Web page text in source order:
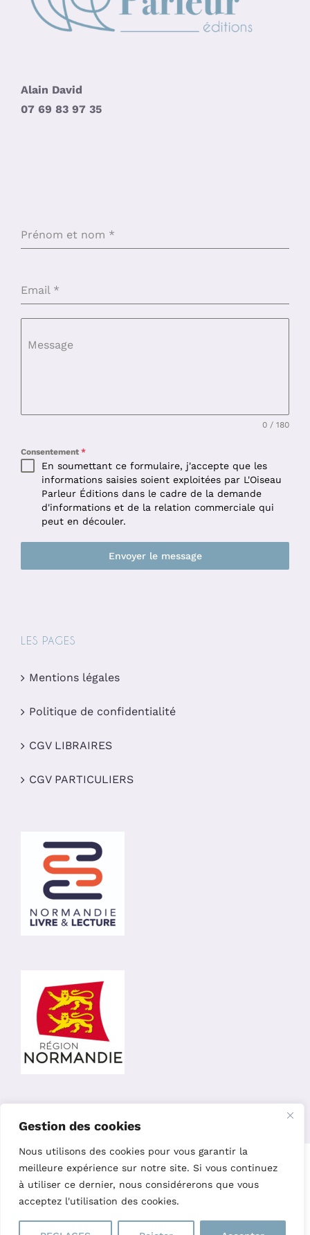
Gestion des cookies
Nous utilisons des cookies pour vous garantir la
meilleure expérience sur notre site. Si vous continuez
à utiliser ce dernier, nous considérerons que vous
acceptez l'utilisation des cookies.
Alain David
07 69 83 97 35
Prénom et nom *
Email *
Message
0 / 180
Consentement *
En soumettant ce formulaire, j'accepte que les
informations saisies soient exploitées par L'Oiseau
Parleur Éditions dans le cadre de la demande
d'informations et de la relation commerciale qui
peut en découler.
Envoyer le message
LES PAGES
Mentions légales
Politique de confidentialité
CGV LIBRAIRES
CGV PARTICULIERS
Copyright 2023 – L’Oiseau Parleur Editions |
Site réalisé par
Charline Budor
Création graphique par Nelly Chaillot